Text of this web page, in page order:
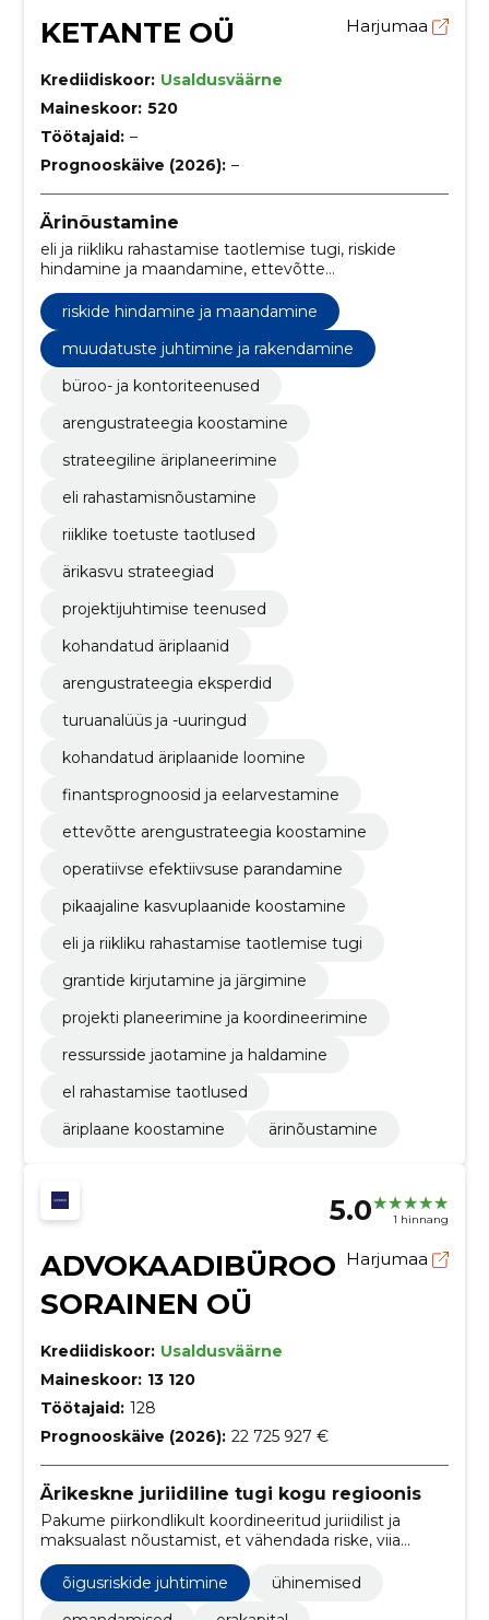
KETANTE OÜ Harjumaa
Krediidiskoor: Usaldusväärne
Maineskoor: 520
Töötajaid: –
Prognooskäive (2026): –
Ärinõustamine
eli ja riikliku rahastamise taotlemise tugi, riskide
hindamine ja maandamine, ettevõtte
arengustrateegia koostamine, operatiivse
efektiivsuse parandamine, pikaajaline kasvuplaanide
koostamine, muudatuste juhtimine ja rakendamine,
ressursside jaotamine ja haldamine, Äriplaane
koostamine, EL rahastamise taotlused,
finantsprognoosid ja eelarvestamine
riskide hindamine ja maandamine
muudatuste juhtimine ja rakendamine
büroo- ja kontoriteenused
arengustrateegia koostamine
strateegiline äriplaneerimine
eli rahastamisnõustamine
riiklike toetuste taotlused
ärikasvu strateegiad
projektijuhtimise teenused
kohandatud äriplaanid
arengustrateegia eksperdid
turuanalüüs ja -uuringud
kohandatud äriplaanide loomine
finantsprognoosid ja eelarvestamine
ettevõtte arengustrateegia koostamine
operatiivse efektiivsuse parandamine
pikaajaline kasvuplaanide koostamine
eli ja riikliku rahastamise taotlemise tugi
grantide kirjutamine ja järgimine
projekti planeerimine ja koordineerimine
ressursside jaotamine ja haldamine
el rahastamise taotlused
äriplaane koostamine
ärinõustamine
5.0 1 hinnang
ADVOKAADIBÜROO
SORAINEN OÜ
Harjumaa
Krediidiskoor: Usaldusväärne
Maineskoor: 13 120
Töötajaid: 128
Prognooskäive (2026): 22 725 927 €
Ärikeskne juriidiline tugi kogu regioonis
Pakume piirkondlikult koordineeritud juriidilist ja
maksualast nõustamist, et vähendada riske, viia
tehingud lõpule ning tagada regulatiivne vastavus.
õigusriskide juhtimine
ühinemised